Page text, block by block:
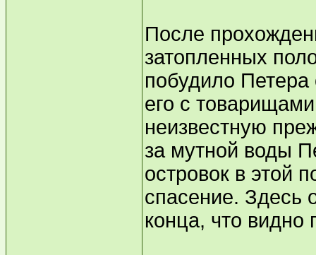
После
затопленных
побудило Петера
его с
неизвестную
за мутной воды
островок в этой
спасение. Здесь
конца, что